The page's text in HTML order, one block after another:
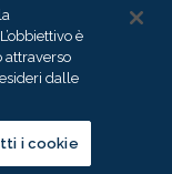
(Distribution Act
è soggetta
è
attraverso
dalle
i cookie